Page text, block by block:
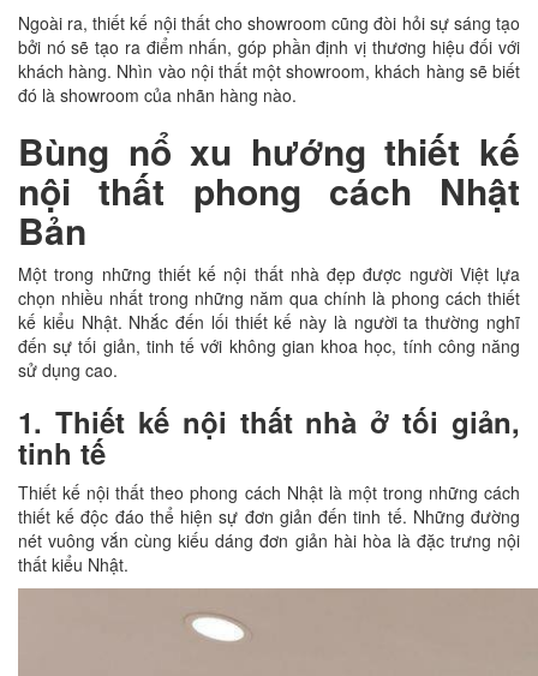
Ngoài ra, thiết kế nội thất cho showroom cũng đòi hỏi sự sáng tạo
bởi nó sẽ tạo ra điểm nhấn, góp phần định vị thương hiệu đối với
khách hàng. Nhìn vào nội thất một showroom, khách hàng sẽ biết
đó là showroom của nhãn hàng nào.
Bùng nổ xu hướng thiết kế
nội thất phong cách Nhật
Bản
Một trong những thiết kế nội thất nhà đẹp được người Việt lựa
chọn nhiều nhất trong những năm qua chính là phong cách thiết
kế kiểu Nhật. Nhắc đến lối thiết kế này là người ta thường nghĩ
đến sự tối giản, tinh tế với không gian khoa học, tính công năng
sử dụng cao.
1. Thiết kế nội thất nhà ở tối giản,
tinh tế
Thiết kế nội thất theo phong cách Nhật là một trong những cách
thiết kế độc đáo thể hiện sự đơn giản đến tinh tế. Những đường
nét vuông vắn cùng kiếu dáng đơn giản hài hòa là đặc trưng nội
thất kiểu Nhật.